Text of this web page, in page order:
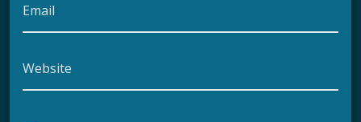
Email
Website